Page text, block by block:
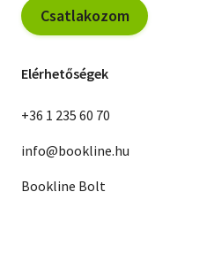
Csatlakozom
Elérhetőségek
+36 1 235 60 70
info@bookline.hu
Bookline Bolt